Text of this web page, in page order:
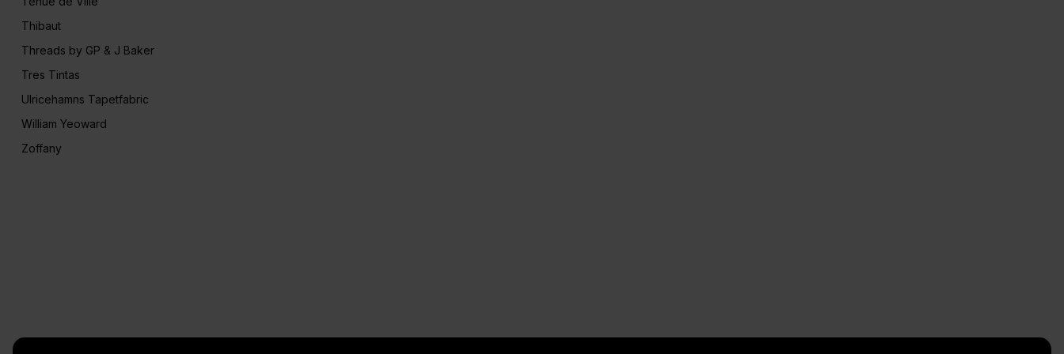
Thibaut
Threads by GP & J Baker
Tres Tintas
Ulricehamns Tapetfabric
William Yeoward
Zoffany